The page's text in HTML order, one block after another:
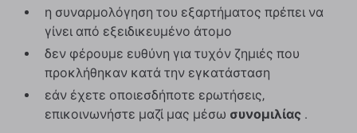
η συναρμολόγηση του εξαρτήματος πρέπει να
γίνει από εξειδικευμένο άτομο
δεν φέρουμε ευθύνη για τυχόν ζημιές που
προκλήθηκαν κατά την εγκατάσταση
εάν έχετε οποιεσδήποτε ερωτήσεις,
επικοινωνήστε μαζί μας μέσω συνομιλίας .